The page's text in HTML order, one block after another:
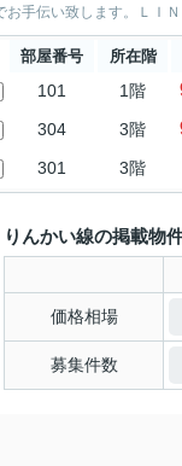
部屋番号 所在階
101 1階
304 3階
301 3階
りんかい線の掲載物
価格相場
募集件数